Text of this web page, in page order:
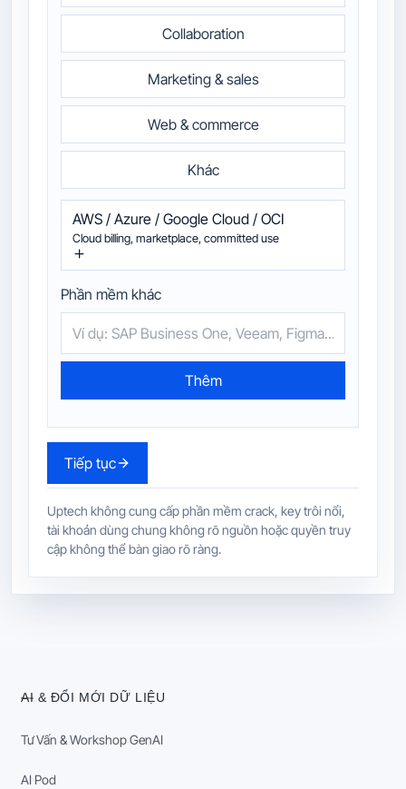
Collaboration
Marketing & sales
Web & commerce
Khác
AWS / Azure / Google Cloud / OCI
Cloud billing, marketplace, committed use
Phần mềm khác
Thêm
Tiếp tục
Uptech không cung cấp phần mềm crack, key trôi nổi,
tài khoản dùng chung không rõ nguồn hoặc quyền truy
cập không thể bàn giao rõ ràng.
AI & ĐỔI MỚI DỮ LIỆU
Tư Vấn & Workshop GenAI
AI Pod